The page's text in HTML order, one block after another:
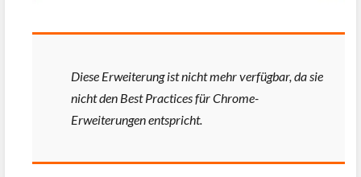
Diese Erweiterung ist nicht mehr verfügbar, da sie
nicht den Best Practices für Chrome-
Erweiterungen entspricht.